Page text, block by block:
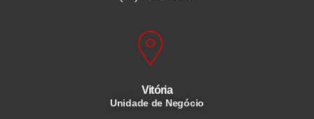
Vitória
Unidade de Negócio